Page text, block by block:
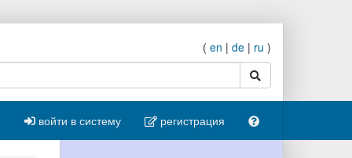
( en | de | ru )
поиск
войти в систему регистрация